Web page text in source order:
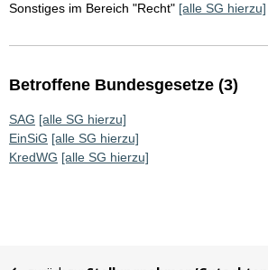
Sonstiges im Bereich "Recht" [alle SG hierzu]
Betroffene Bundesgesetze (3)
SAG [alle SG hierzu]
EinSiG [alle SG hierzu]
KredWG [alle SG hierzu]